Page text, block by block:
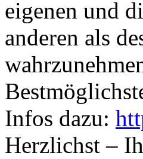
eigenen und
anderen als
Infos dazu:
Herzlichst –